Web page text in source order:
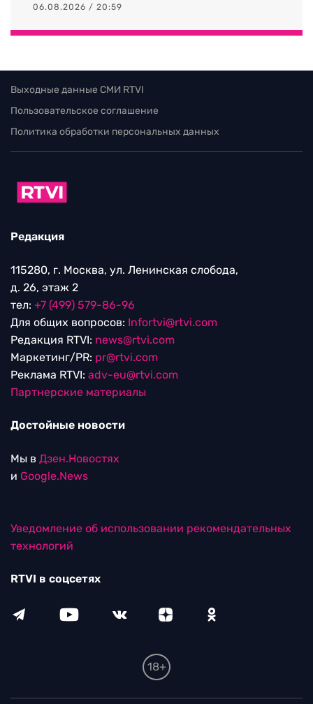
06.08.2026 / 20:59
Выходные данные СМИ RTVI
Пользовательское соглашение
Политика обработки персональных данных
Редакция
115280, г. Москва, ул. Ленинская слобода,
д. 26, этаж 2
тел: +7 (499) 579-86-96
Для общих вопросов: Infortvi@rtvi.com
Редакция RTVI: news@rtvi.com
Маркетинг/PR: pr@rtvi.com
Реклама RTVI: adv-eu@rtvi.com
Партнерские материалы
Достойные новости
Мы в Дзен.Новостях
и Google.News
Уведомление об использовании рекомендательных
технологий
RTVI в соцсетях
18+